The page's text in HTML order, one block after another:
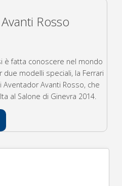
Rosso
è fatta conoscere nel mondo
modelli speciali, la Ferrari
Aventador Avanti Rosso, che
al Salone di Ginevra 2014.